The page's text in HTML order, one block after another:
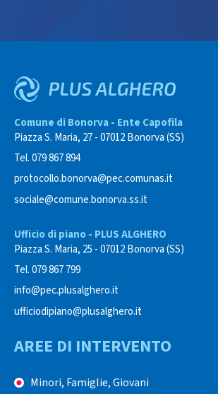
Comune di Bonorva - Ente Capofila
Piazza S. Maria, 27 - 07012 Bonorva (SS)
Tel. 079 867 894
protocollo.bonorva@pec.comunas.it
sociale@comune.bonorva.ss.it
Ufficio di piano - PLUS ALGHERO
Piazza S. Maria, 25 - 07012 Bonorva (SS)
Tel. 079 867 799
info@pec.plusalghero.it
ufficiodipiano@plusalghero.it
AREE DI INTERVENTO
Minori, Famiglie, Giovani